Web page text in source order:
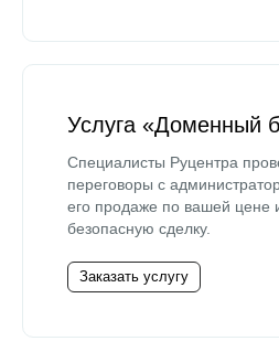
Услуга «Доменный
Специалисты Руцентра
переговоры с
его продаже по вашей цене
безопасную сделку.
Заказать услугу